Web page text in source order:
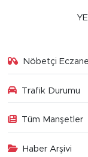
Nöbetçi
Trafik Durumu
Tüm Manşetler
Haber Arşivi